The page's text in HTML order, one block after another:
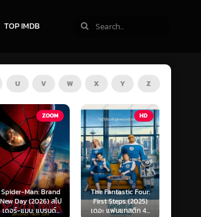
TOP IMDB
U V W X Y Z
HD
The Fantastic Four:
First Steps (2025)
เดอะ แฟนแทสติก 4...
HD
Kraken (2025) คราเคน
เลื้อยสยอง 20,000
โยชน์...